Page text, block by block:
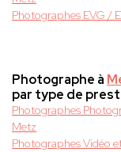
Photographes EVG /
Photographe à
par type de
Photographes
Metz
Photographes Vidéo